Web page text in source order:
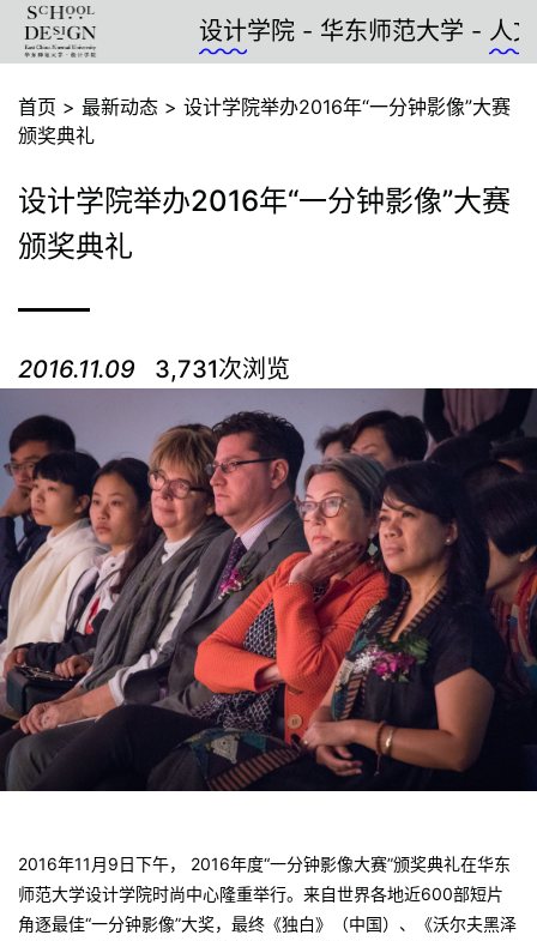
设计学院 - 华东师范大学 -人文设
首页 > 最新动态 > 设计学院举办2016年“一分钟影像”大赛
颁奖典礼
设计学院举办2016年“一分钟影像”大赛
颁奖典礼
2016.11.09 3,731次浏览
2016年11月9日下午， 2016年度“一分钟影像大赛”颁奖典礼在华东
师范大学设计学院时尚中心隆重举行。来自世界各地近600部短片
角逐最佳“一分钟影像”大奖，最终《独白》（中国）、《沃尔夫黑泽